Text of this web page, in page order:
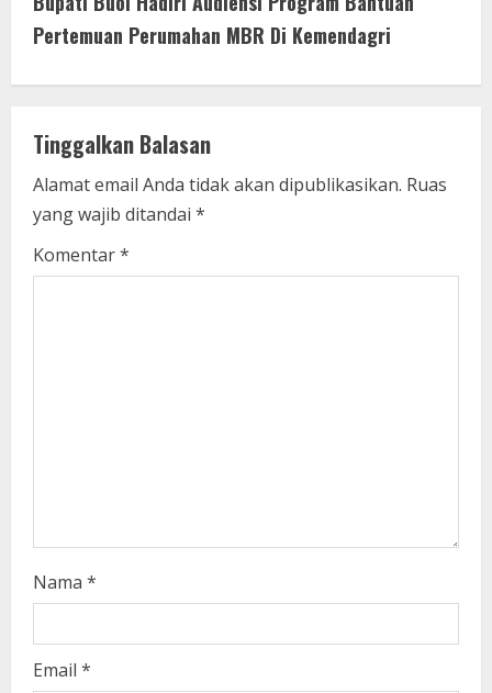
i
n
u
e
R
e
a
Pertemuan Perumahan MBR Di Kemendagri
Tinggalkan Balasan
Alamat email Anda tidak akan dipublikasikan. Ruas
yang wajib ditandai *
Komentar*
Nama *
Email *